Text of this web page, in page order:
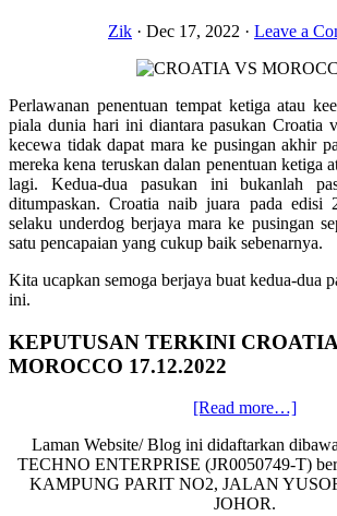
Zik · Dec 17, 2022 · Leave a
Perlawanan penentuan tempat ketiga atau
piala dunia hari ini diantara pasukan Croatia
kecewa tidak dapat mara ke pusingan akhir
mereka kena teruskan dalan penentuan ketiga
lagi. Kedua-dua pasukan ini bukanlah
ditumpaskan. Croatia naib juara pada edisi
selaku underdog berjaya mara ke pusingan
satu pencapaian yang cukup baik sebenarnya.
Kita ucapkan semoga berjaya buat kedua-dua
ini.
KEPUTUSAN TERKINI
MOROCCO 17.12.2022
[Read more…]about
VS
Laman Website/ Blog ini didaftarkan
TECHNO ENTERPRISE (JR0050749-T)
KAMPUNG PARIT NO2, JALAN
JOHOR.